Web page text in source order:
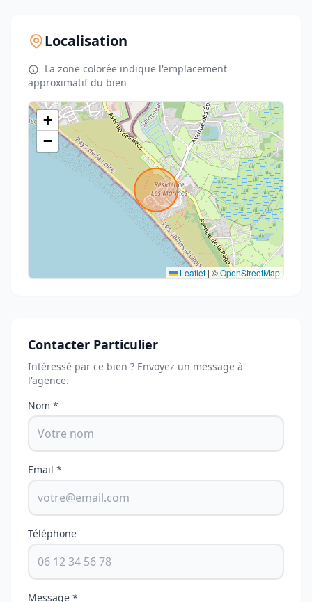
Localisation
La zone colorée indique l'emplacement
approximatif du bien
+
−
Leaflet | ©OpenStreetMap
Contacter Particulier
Intéressé par ce bien ? Envoyez un message à
l'agence.
Nom *
Email *
Téléphone
Message *